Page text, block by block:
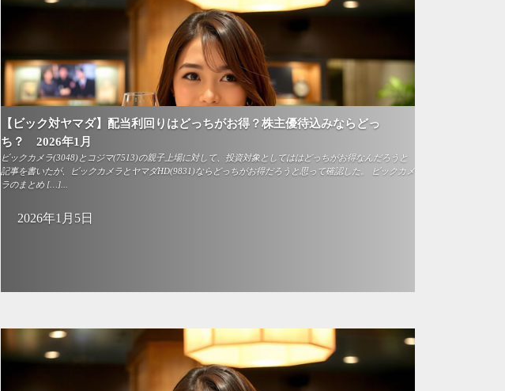
【ビック対ヤマダ】配当利回りはどっちがお得？株主優待込みならどっ
ち？ 2026年1月
ビックカメラ(3048)とコジマ(7513)の親子上場に対して、投資対象としてははどっちがお得なんだろうと
記事を書いたが、ビックカメラとヤマダHD(9831)ならどっちがお得だろうと思って確認した。 ビックカメ
ラのまとめ […]...
2026年1月5日